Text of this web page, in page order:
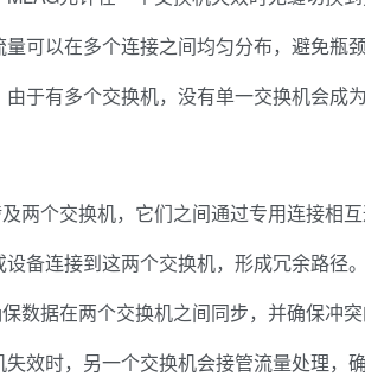
量可以在多个连接之间均匀分布，避免瓶
由于有多个交换机，没有单一交换机会成
两个交换机，它们之间通过专用连接相互
备连接到这两个交换机，形成冗余路径。
数据在两个交换机之间同步，并确保冲突
效时，另一个交换机会接管流量处理，